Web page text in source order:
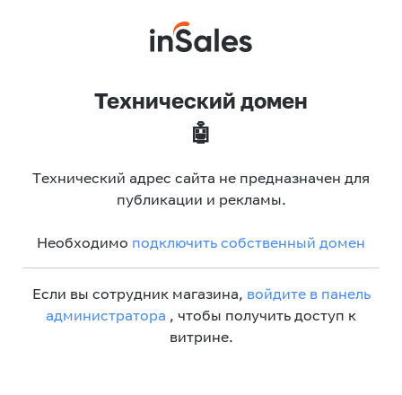
Технический домен
🤖
Технический адрес сайта не предназначен для
публикации и рекламы.
Необходимо подключить собственный домен
Если вы сотрудник магазина, войдите в панель
администратора , чтобы получить доступ к
витрине.